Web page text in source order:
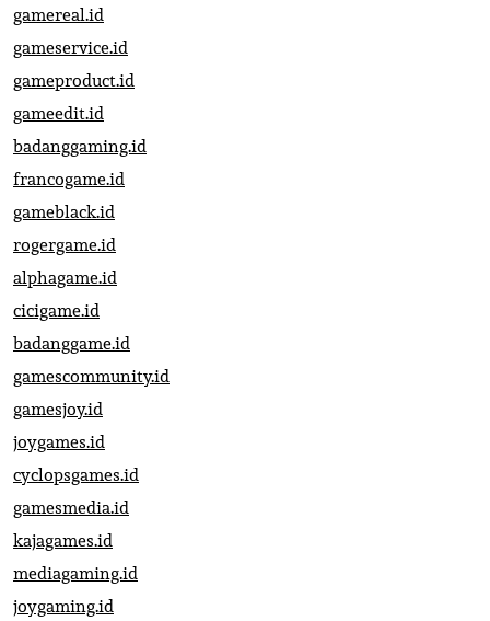
gamereal.id
gameservice.id
gameproduct.id
gameedit.id
badanggaming.id
francogame.id
gameblack.id
rogergame.id
alphagame.id
cicigame.id
badanggame.id
gamescommunity.id
gamesjoy.id
joygames.id
cyclopsgames.id
gamesmedia.id
kajagames.id
mediagaming.id
joygaming.id